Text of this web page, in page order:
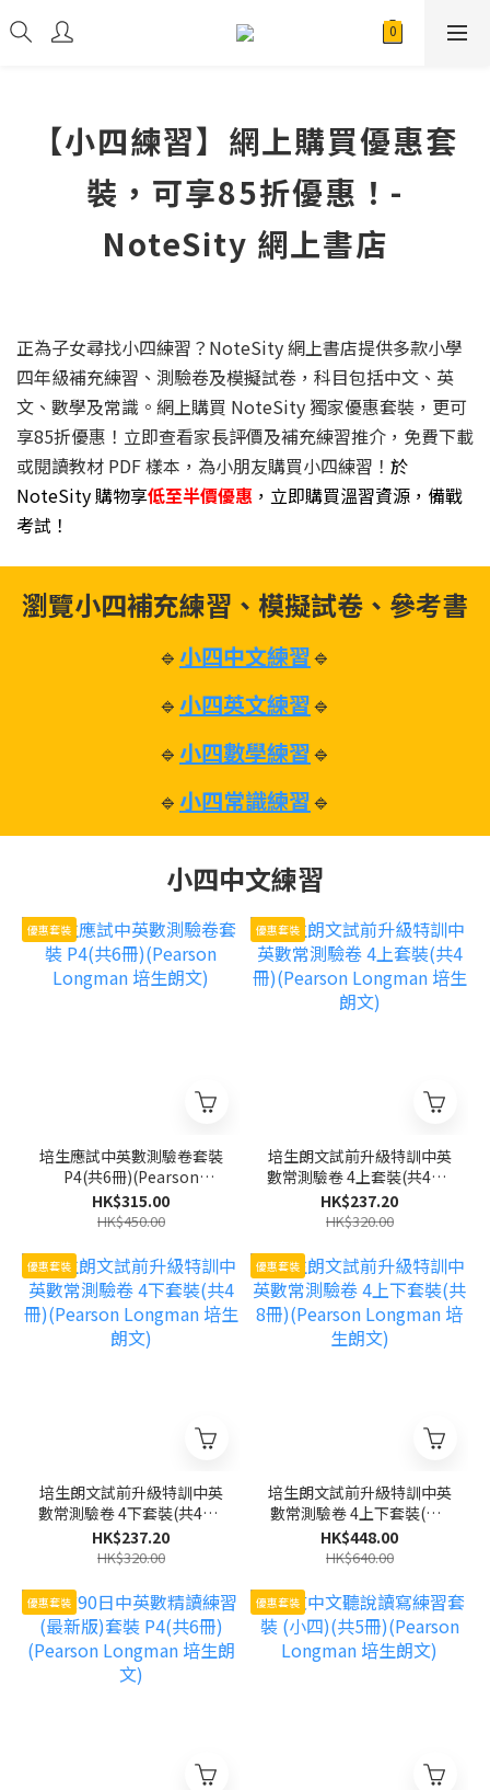
【小四練習】網上購買優惠套
裝，可享85折優惠！-
NoteSity 網上書店
正為子女尋找小四練習？NoteSity 網上書店提供多款小學
四年級補充練習、測驗卷及模擬試卷，科目包括中文、英
文、數學及常識。網上購買 NoteSity 獨家優惠套裝，更可
享85折優惠！立即查看家長評價及補充練習推介，免費下載
或閱讀教材 PDF 樣本，為小朋友購買小四練習！ 於
NoteSity 購物享低至半價優惠 ，立即購買溫習資源，備戰
考試！
瀏覽小四補充練習、模擬試卷、參考書
🔹 小四中文練習🔹
🔹 小四英文練習🔹
🔹 小四數學練習🔹
🔹 小四常識練習🔹
小四中文練習
優惠套裝
培生應試中英數測驗卷套裝
P4(共6冊)(Pearson
Longman 培生朗文)
HK$315.00
HK$450.00
優惠套裝
培生朗文試前升級特訓中英
數常測驗卷 4上套裝(共4冊)
(Pearson Longman 培生
朗文)
HK$237.20
HK$320.00
優惠套裝
培生朗文試前升級特訓中英
數常測驗卷 4下套裝(共4冊)
(Pearson Longman 培生
朗文)
HK$237.20
HK$320.00
優惠套裝
培生朗文試前升級特訓中英
數常測驗卷 4上下套裝(共8
冊)(Pearson Longman 培
生朗文)
HK$448.00
HK$640.00
優惠套裝 優惠套裝